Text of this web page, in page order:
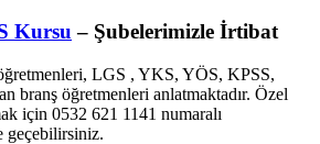
Kursu – Şubelerimizle İrtibat
LGS , YKS, YÖS, KPSS,
branş öğretmenleri anlatmaktadır. Özel
için 0532 621 1141 numaralı
geçebilirsiniz.